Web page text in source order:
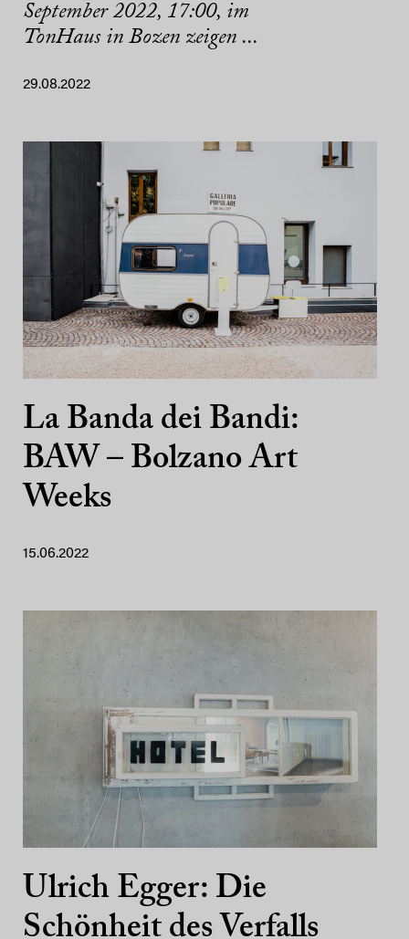
September 2022, 17:00, im
TonHaus in Bozen zeigen ...
29.08.2022
La Banda dei Bandi:
BAW – Bolzano Art
Weeks
15.06.2022
Ulrich Egger: Die
Schönheit des Verfalls